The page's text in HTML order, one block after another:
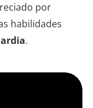
por
habilidades
.